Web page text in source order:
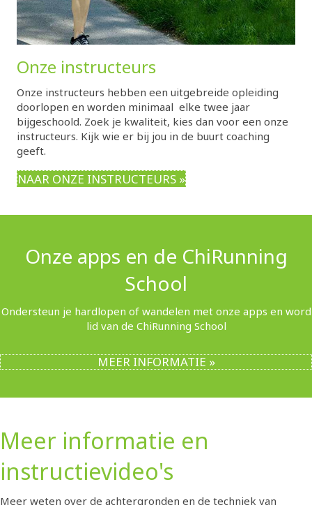
Onze instructeurs
Onze instructeurs hebben een uitgebreide opleiding
doorlopen en worden minimaal elke twee jaar
bijgeschoold. Zoek je kwaliteit, kies dan voor een onze
instructeurs. Kijk wie er bij jou in de buurt coaching
geeft.
NAAR ONZE INSTRUCTEURS »
Onze apps en de ChiRunning
School
Ondersteun je hardlopen of wandelen met onze apps en word
lid van de ChiRunning School
MEER INFORMATIE »
Meer informatie en
instructievideo's
Meer weten over de achtergronden en de techniek van